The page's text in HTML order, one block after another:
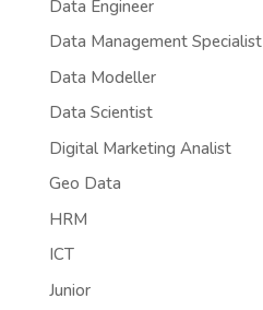
Data Engineer
Data Management Specialist
Data Modeller
Data Scientist
Digital Marketing Analist
Geo Data
HRM
ICT
Junior